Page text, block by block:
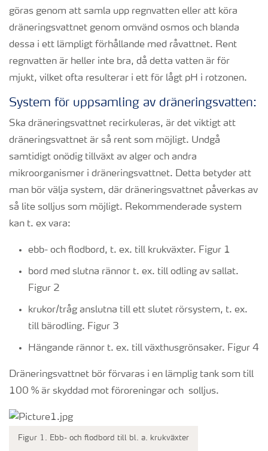
göras genom att samla upp regnvatten eller att köra
dräneringsvattnet genom omvänd osmos och blanda
dessa i ett lämpligt förhållande med råvattnet. Rent
regnvatten är heller inte bra, då detta vatten är för
mjukt, vilket ofta resulterar i ett för lågt pH i rotzonen.
System för uppsamling av dräneringsvatten:
Ska dräneringsvattnet recirkuleras, är det viktigt att
dräneringsvattnet är så rent som möjligt. Undgå
samtidigt onödig tillväxt av alger och andra
mikroorganismer i dräneringsvattnet. Detta betyder att
man bör välja system, där dräneringsvattnet påverkas av
så lite solljus som möjligt. Rekommenderade system
kan t. ex vara:
ebb- och flodbord, t. ex. till krukväxter. Figur 1
bord med slutna rännor t. ex. till odling av sallat.
Figur 2
krukor/tråg anslutna till ett slutet rörsystem, t. ex.
till bärodling. Figur 3
Hängande rännor t. ex. till växthusgrönsaker. Figur 4
Dräneringsvattnet bör förvaras i en lämplig tank som till
100 % är skyddad mot föroreningar och solljus.
Figur 1. Ebb- och flodbord till bl. a. krukväxter